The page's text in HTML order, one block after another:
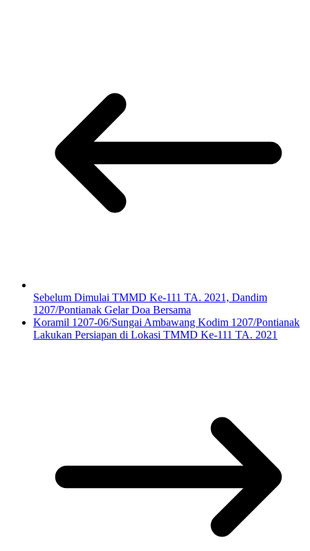
Sebelum Dimulai TMMD Ke-111 TA. 2021, Dandim
1207/Pontianak Gelar Doa Bersama
Koramil 1207-06/Sungai Ambawang Kodim 1207/Pontianak
Lakukan Persiapan di Lokasi TMMD Ke-111 TA. 2021